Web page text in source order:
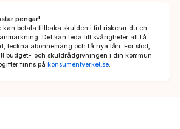
pengar!
kan betala tillbaka skulden i tid riskerar du en
Det kan leda till svårigheter att få
teckna abonnemang och få nya lån. För stöd,
budget- och skuldrådgivningen i din kommun.
finns på konsumentverket.se.